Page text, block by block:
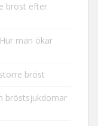
bröst efter
man ökar
bröst
bröstsjukdomar